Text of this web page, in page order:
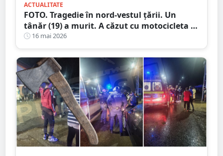
ACTUALITATE
FOTO. Tragedie în nord-vestul țării. Un
tânăr (19) a murit. A căzut cu motocicleta în
prăpastie
16 mai 2026